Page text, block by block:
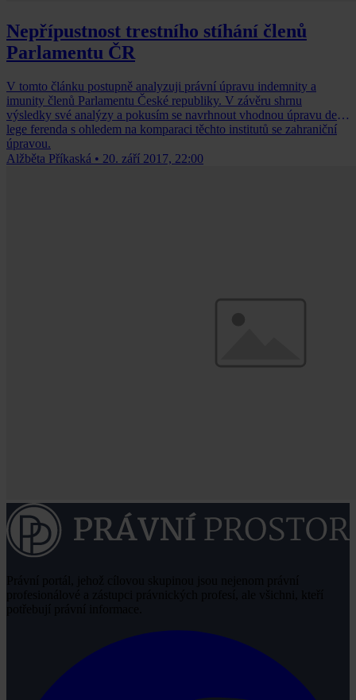
Nepřípustnost trestního stíhání členů
Parlamentu ČR
V tomto článku postupně analyzuji právní úpravu indemnity a
imunity členů Parlamentu České republiky. V závěru shrnu
výsledky své analýzy a pokusím se navrhnout vhodnou úpravu de
lege ferenda s ohledem na komparaci těchto institutů se zahraniční
úpravou.
Alžběta Příkaská • 20. září 2017, 22:00